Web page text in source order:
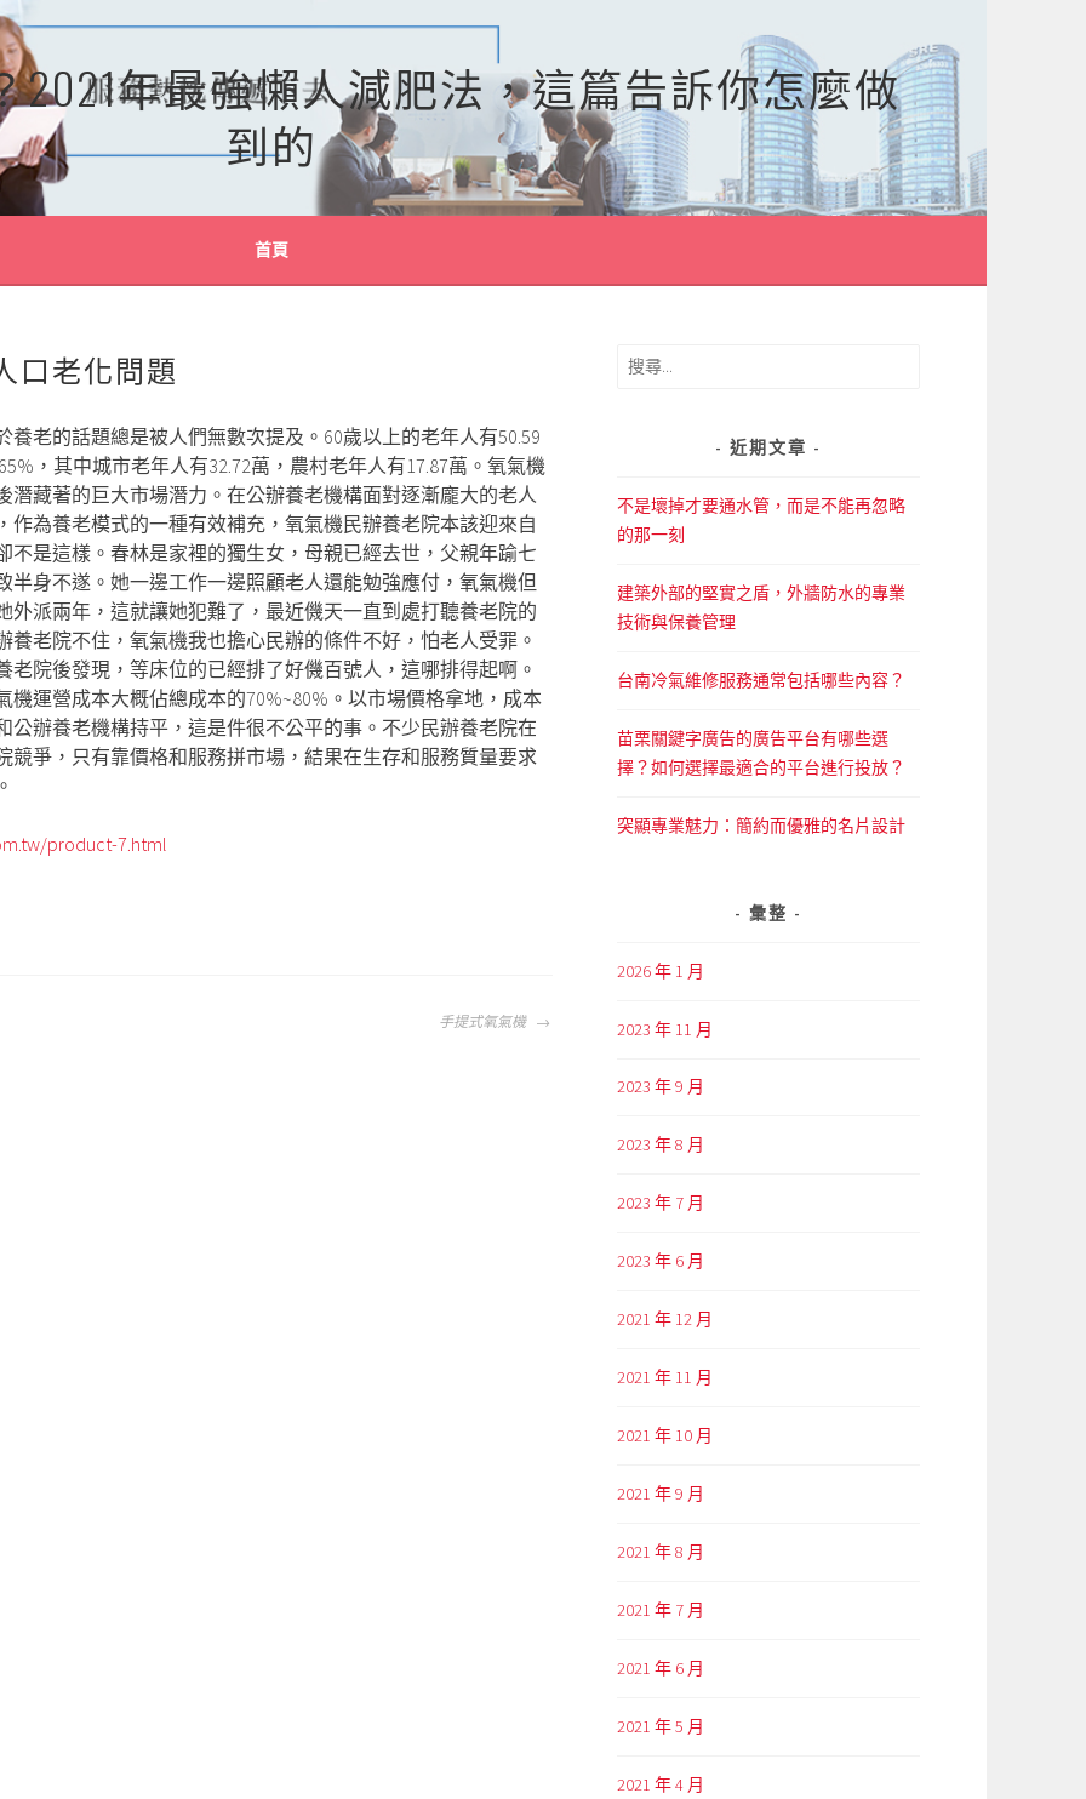
2021年最強懶人減肥法，這篇告訴你怎麼做
到的
首頁
口老化問題
養老的話題總是被人們無數次提及。60歲以上的老年人有50.59
，其中城市老年人有32.72萬，農村老年人有17.87萬。氧氣機
潛藏著的巨大市場潛力。在公辦養老機構面對逐漸龐大的老人
作為養老模式的一種有效補充，氧氣機民辦養老院本該迎來自
不是這樣。春林是家裡的獨生女，母親已經去世，父親年踰七
半身不遂。她一邊工作一邊照顧老人還能勉強應付，氧氣機但
外派兩年，這就讓她犯難了，最近僟天一直到處打聽養老院的
養老院不住，氧氣機我也擔心民辦的條件不好，怕老人受罪。
老院後發現，等床位的已經排了好僟百號人，這哪排得起啊。
機運營成本大概佔總成本的70%~80%。以市場價格拿地，成本
公辦養老機構持平，這是件很不公平的事。不少民辦養老院在
競爭，只有靠價格和服務拼市場，結果在生存和服務質量要求
product-7.html
手提式氧氣機
搜
近期文章
不是壞掉才要通水管，而是不能再忽略
的那一刻
建築外部的堅實之盾，外牆防水的專業
技術與保養管理
台南冷氣維修服務通常包括哪些內容？
苗栗關鍵字廣告的廣告平台有哪些選
擇？如何選擇最適合的平台進行投放？
突顯專業魅力：簡約而優雅的名片設計
彙整
2026 年 1 月
2023 年 11 月
2023 年 9 月
2023 年 8 月
2023 年 7 月
2023 年 6 月
2021 年 12 月
2021 年 11 月
2021 年 10 月
2021 年 9 月
2021 年 8 月
2021 年 7 月
2021 年 6 月
2021 年 5 月
2021 年 4 月